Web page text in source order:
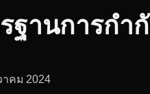
ฐานการกำ
คม 2024